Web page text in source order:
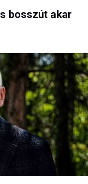
bosszút akar